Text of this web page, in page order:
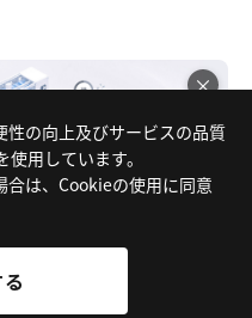
の向上及びサービスの品質
用しています。
合は、Cookieの使用に同意
×
サイト公開中！！